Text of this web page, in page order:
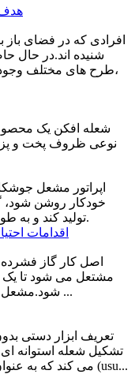
افرادی که در فضای باز
شنیده اند.در حال
طرح های مختلف وجود
شعله افکن یک
نوعی ظروف پخت و پز
اپراتور مشعل
ثانیه پالس DC تولید کند و به طور همزمان جرقه بزند.
اصل کار گاز
مشتعل می شود تا یک
شود.مشعل به دو ساختار اصلی تقسیم می شود ...
تشکیل شعله استوانه
می کند که به عنوان مشعل دستی نیز شناخته می شود (usu...